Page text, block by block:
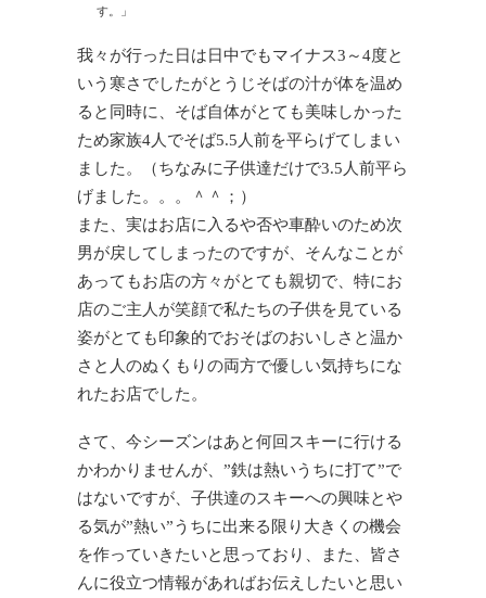
す。」
我々が行った日は日中でもマイナス3～4度と
いう寒さでしたがとうじそばの汁が体を温め
ると同時に、そば自体がとても美味しかった
ため家族4人でそば5.5人前を平らげてしまい
ました。（ちなみに子供達だけで3.5人前平ら
げました。。。＾＾；）
また、実はお店に入るや否や車酔いのため次
男が戻してしまったのですが、そんなことが
あってもお店の方々がとても親切で、特にお
店のご主人が笑顔で私たちの子供を見ている
姿がとても印象的でおそばのおいしさと温か
さと人のぬくもりの両方で優しい気持ちにな
れたお店でした。
さて、今シーズンはあと何回スキーに行ける
かわかりませんが、”鉄は熱いうちに打て”で
はないですが、子供達のスキーへの興味とや
る気が”熱い”うちに出来る限り大きくの機会
を作っていきたいと思っており、また、皆さ
んに役立つ情報があればお伝えしたいと思い